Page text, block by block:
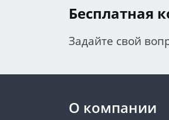
Бесплатная
Задайте свой
О компании